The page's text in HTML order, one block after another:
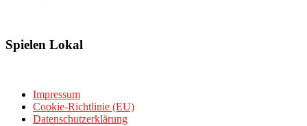
Spielen Lokal
Impressum
Cookie-Richtlinie (EU)
Datenschutzerklärung